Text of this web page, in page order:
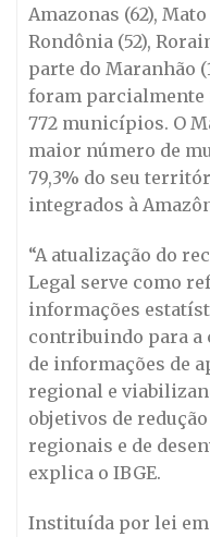
Amazonas (62), Mato
Rondônia (52),
parte do Maranhão
foram parcialmente
772 municípios. O
maior número de
79,3% do seu
integrados à
“A atualização do
Legal serve como
informações
contribuindo para a
de informações de
regional e
objetivos de
regionais e de
explica o IBGE.
Instituída por lei em